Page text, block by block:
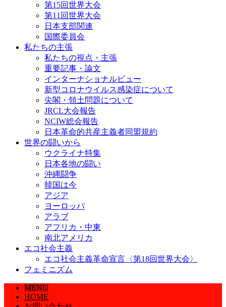
第15回世界大会
第11回世界大会
日本支部関連
国際委員会
私たちの主張
私たちの視点・主張
重要記事・論文
インターナショナルビュー
新型コロナウイルス感染症について
尖閣・領土問題について
JRCL大会報告
NCIW総会報告
日本革命的共産主義者同盟規約
世界の闘いから
ウクライナ特集
日本各地の闘い
沖縄闘争
韓国は今
アジア
ヨーロッパ
アラブ
アフリカ・中東
南北アメリカ
エコ社会主義
エコ社会主義革命宣言〈第18回世界大会〉
フェミニズム
MENU
HOME